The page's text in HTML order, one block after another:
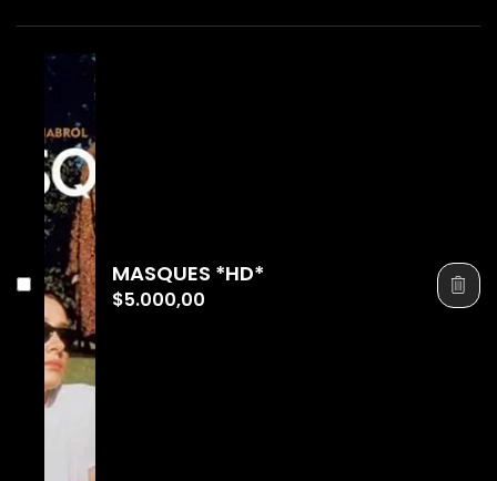
MASQUES *HD*
$5.000,00